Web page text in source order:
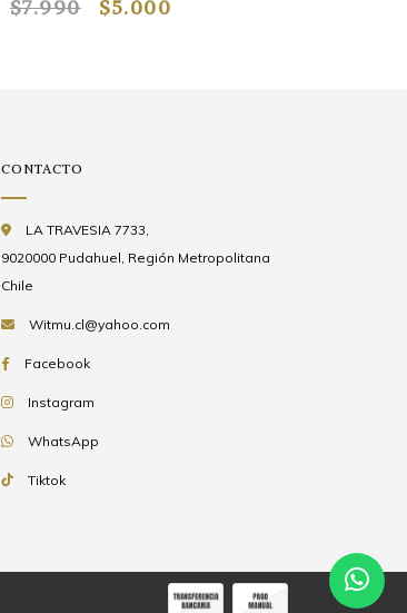
$7.990
$5.000
CONTACTO
LA TRAVESIA 7733,
9020000 Pudahuel, Región Metropolitana
Chile
Witmu.cl@yahoo.com
Facebook
Instagram
WhatsApp
Tiktok